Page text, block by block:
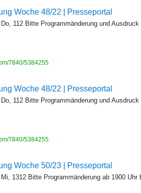
Woche 48/22 | Presseportal
112 Bitte Programmänderung und
7840/5384255
Woche 48/22 | Presseportal
112 Bitte Programmänderung und
7840/5384255
Woche 50/23 | Presseportal
1312 Bitte Programmänderung ab 1900 Uhr